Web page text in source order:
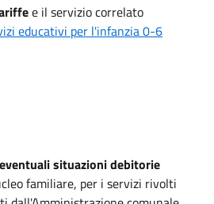
e il servizio correlato
educativi per l'infanzia 0-6
situazioni debitorie
familiare, per i servizi rivolti